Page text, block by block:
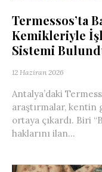
Termessos’ta
Kemikleriyle
Sistemi
12 Haziran 2026
Antalya’daki
araştırmalar, kentin
ortaya çıkardı. Biri
haklarını ilan...